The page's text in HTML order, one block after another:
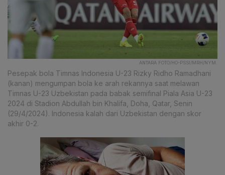
ANTARA FOTO/HO-PSSI/MRH/NYM.
Pesepak bola Timnas Indonesia U-23 Rizky Ridho Ramadhani
(kanan) mengumpan bola ke arah rekannya saat melawan
Timnas U-23 Uzbekistan pada babak semifinal Piala Asia U-23
2024 di Stadion Abdullah bin Khalifa, Doha, Qatar, Senin
(29/4/2024). Indonesia kalah dari Uzbekistan dengan skor
akhir 0-2.